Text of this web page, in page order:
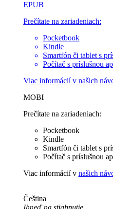
EPUB
Prečítate na zariadeniach:
Pocketbook
Kindle
Smartfón či tablet s
Počítač s príslušnou
Viac informácií v našich
MOBI
Prečítate na zariadeniach:
Pocketbook
Kindle
Smartfón či tablet s
Počítač s príslušnou
Viac informácií v našich
Čeština